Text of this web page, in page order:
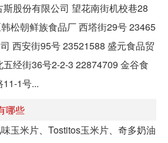
股份有限公司 望花南街机校巷28
松朝鲜族食品厂 西塔街29号 23465
西安街95号 23521588 盛元食品贸
经街36号2-2-3 22874709 金谷食
1号...
哪些
玉米片、Tostitos玉米片、奇多奶油